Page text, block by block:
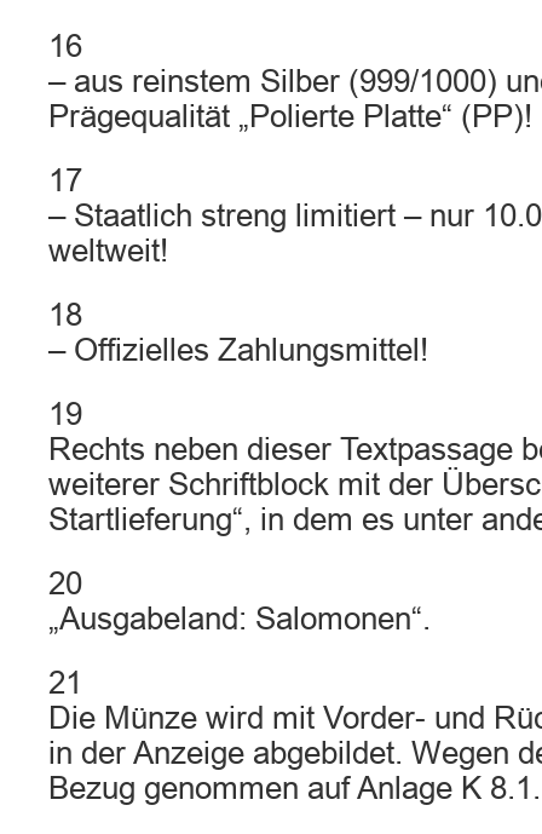
16
– aus reinstem Silber (999/1000)
Prägequalität „Polierte Platte“ (PP)!
17
– Staatlich streng limitiert – nur
weltweit!
18
– Offizielles Zahlungsmittel!
19
Rechts neben dieser Textpassage
weiterer Schriftblock mit der
Startlieferung“, in dem es unter
20
„Ausgabeland: Salomonen“.
21
Die Münze wird mit Vorder- und
in der Anzeige abgebildet. Wegen
Bezug genommen auf Anlage K 8.1.